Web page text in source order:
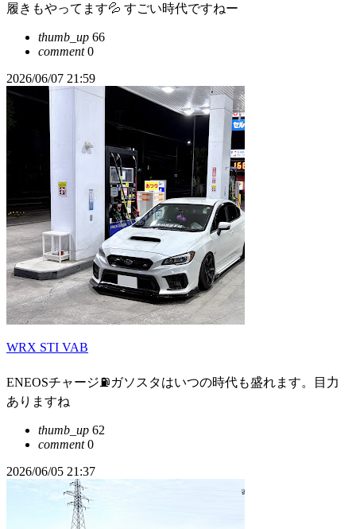
履きもやってます💦 すごい時代ですねー
thumb_up 66
comment0
2026/06/07 21:59
WRX STI VAB
ENEOSチャージ⛽️ガソスタはいつの時代も盛れます。目力
ありますね
thumb_up 62
comment0
2026/06/05 21:37